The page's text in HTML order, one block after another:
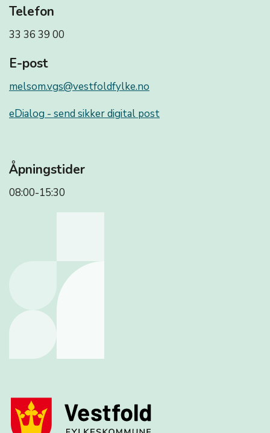
Telefon
33 36 39 00
E-post
melsom.vgs@vestfoldfylke.no
eDialog - send sikker digital post
Åpningstider
08:00-15:30